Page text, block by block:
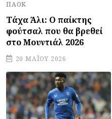
ΠΑΟΚ
Τάχα Άλι: Ο παίκτης
φούτσαλ που θα βρεθεί
στο Μουντιάλ 2026
20 ΜΑΪ́ΟΥ 2026